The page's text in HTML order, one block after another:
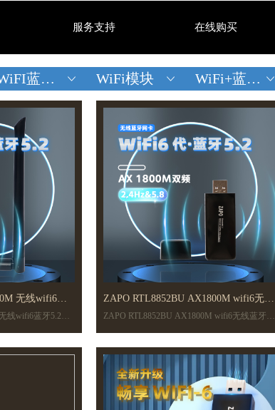
服务支持 在线购买
无线wifi6蓝
线wifi6蓝牙5.2网
ZAPO RTL8852BU AX1800M wifi6无线
蓝牙网卡二合一
ZAPO RTL8852BU AX1800M wifi6无线蓝牙网
ꀁ
蓝牙网卡 ꀁ
WiFi模块 ꀁ
WiFi+蓝牙模块